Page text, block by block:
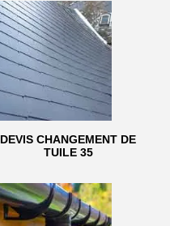
DEVIS CHANGEMENT DE
TUILE 35